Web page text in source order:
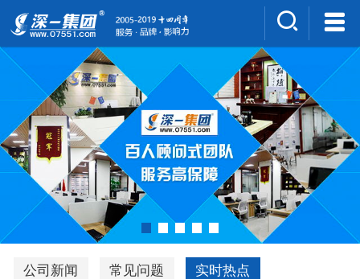
集团介绍
人才招聘
案例展示
新闻中心
深一风采
联系我们
深优通系统V3.0
公司新闻 常见问题 实时热点